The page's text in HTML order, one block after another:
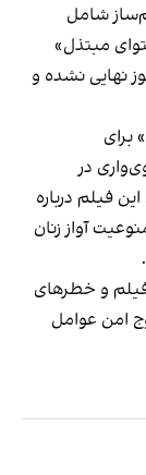
شامل
مبتذل»
نهایی نشده و
برای
در
فیلم درباره
آواز زنان
فیلم و خطرهای
امن عوامل